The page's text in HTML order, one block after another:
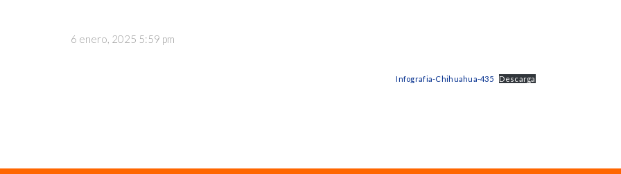
6 enero, 2025 5:59 pm
Infografia-Chihuahua-435 Descarga